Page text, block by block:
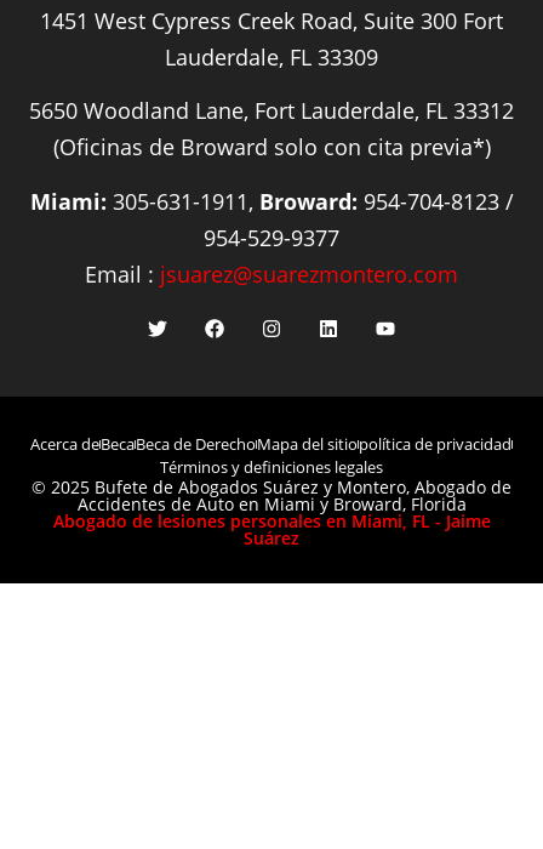
1451 West Cypress Creek Road, Suite 300 Fort
Lauderdale, FL 33309
5650 Woodland Lane, Fort Lauderdale, FL 33312
(Oficinas de Broward solo con cita previa*)
Miami: 305-631-1911, Broward: 954-704-8123 /
954-529-9377
Email : jsuarez@suarezmontero.com
Acerca deBecaBeca de DerechoMapa del sitiopolítica de privacidad
Términos y definiciones legales
© 2025 Bufete de Abogados Suárez y Montero, Abogado de
Accidentes de Auto en Miami y Broward, Florida
Abogado de lesiones personales en Miami, FL - Jaime
Suárez